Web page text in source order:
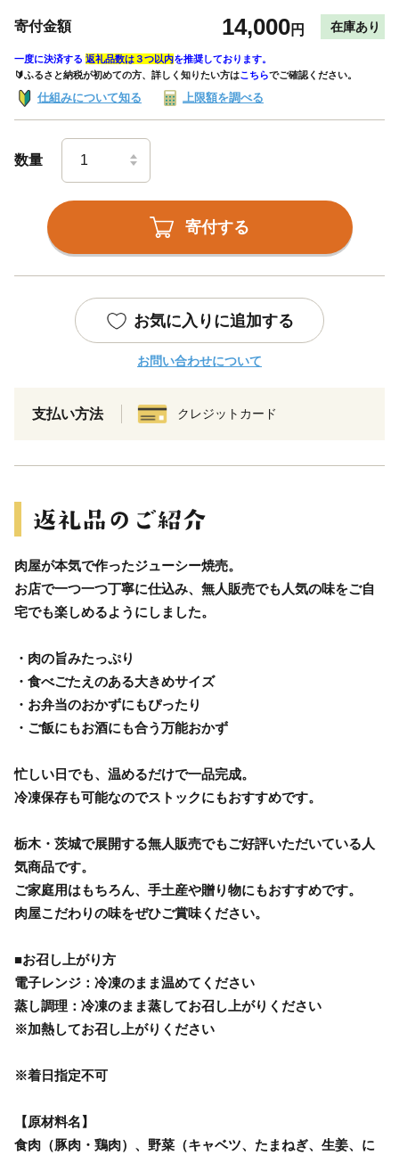
寄付金額 14,000円 在庫あり
一度に決済する 返礼品数は３つ以内を推奨しております。
🔰ふるさと納税が初めての方、詳しく知りたい方はこちらでご確認ください。
仕組みについて知る 上限額を調べる
数量
寄付する
お気に入りに追加する
お問い合わせについて
支払い方法 クレジットカード
肉屋が本気で作ったジューシー焼売。
お店で一つ一つ丁寧に仕込み、無人販売でも人気の味をご自
宅でも楽しめるようにしました。
・肉の旨みたっぷり
・食べごたえのある大きめサイズ
・お弁当のおかずにもぴったり
・ご飯にもお酒にも合う万能おかず
忙しい日でも、温めるだけで一品完成。
冷凍保存も可能なのでストックにもおすすめです。
栃木・茨城で展開する無人販売でもご好評いただいている人
気商品です。
ご家庭用はもちろん、手土産や贈り物にもおすすめです。
肉屋こだわりの味をぜひご賞味ください。
■お召し上がり方
電子レンジ：冷凍のまま温めてください
蒸し調理：冷凍のまま蒸してお召し上がりください
※加熱してお召し上がりください
※着日指定不可
【原材料名】
食肉（豚肉・鶏肉）、野菜（キャベツ、たまねぎ、生姜、に